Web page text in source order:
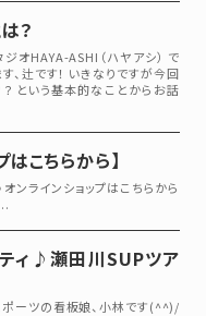
？
オHAYA-ASHI（ハヤアシ） で
、辻です！ いきなりですが今回
？ という基本的なことからお話
こちらから】
ラインショップはこちらから
ティ♪瀬田川SUPツア
ポーツの看板娘、小林です(^^)/